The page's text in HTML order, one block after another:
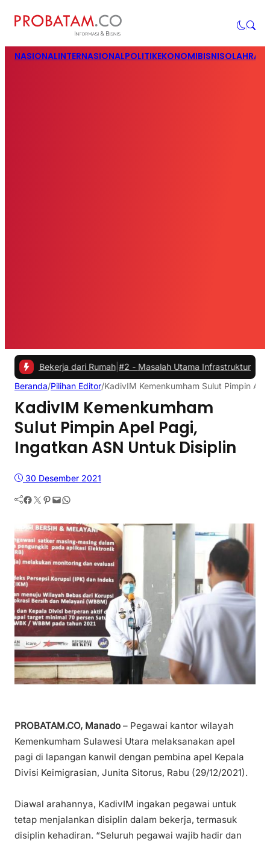
NASIONALINTERNASIONALPOLITIKEKONOMIBISNIS
dari Rumah|#2 -Masalah Utama Infrastruktur Pengisian
Beranda/Pilihan Editor/KadivIM Kemenkumham Sulut Pimpin
KadivIM Kemenkumham
Sulut Pimpin Apel Pagi,
Ingatkan ASN Untuk Disiplin
30 Desember 2021
Facebook Twitter Pinterest Mail WhatsApp
PROBATAM.CO, Manado – Pegawai kantor wilayah
Kemenkumham Sulawesi Utara melaksanakan apel
pagi di lapangan kanwil dengan pembina apel Kepala
Divisi Keimigrasian, Junita Sitorus, Rabu (29/12/2021).
Diawal arahannya, KadivIM ingakan pegawai untuk
tetap menjalankan disiplin dalam bekerja, termasuk
disiplin kehadiran. “Seluruh pegawai wajib hadir dan